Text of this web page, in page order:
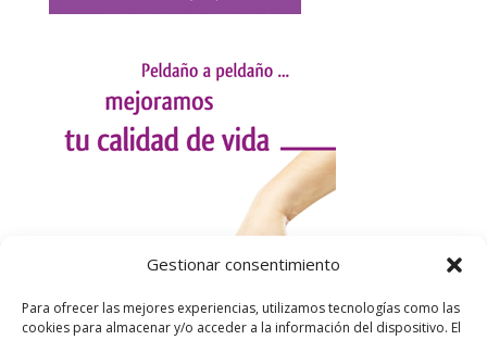
Gestionar consentimiento
Para ofrecer las mejores experiencias, utilizamos tecnologías como las
cookies para almacenar y/o acceder a la información del dispositivo. El